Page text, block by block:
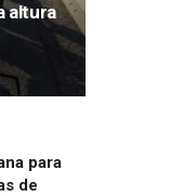
altura
para
de